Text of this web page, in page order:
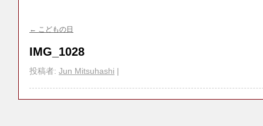
← こどもの日
IMG_1028
投稿者: Jun Mitsuhashi |